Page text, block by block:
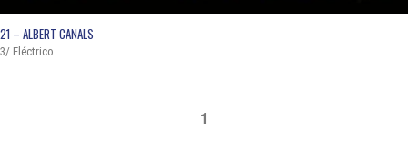
21 – ALBERT CANALS
3/ Eléctrico
1